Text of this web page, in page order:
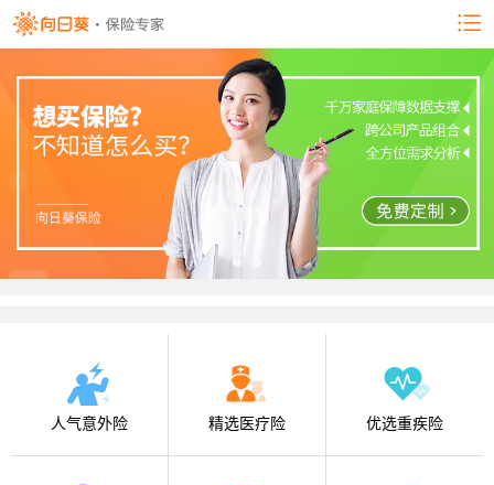
人气意外险 精选医疗险 优选重疾险